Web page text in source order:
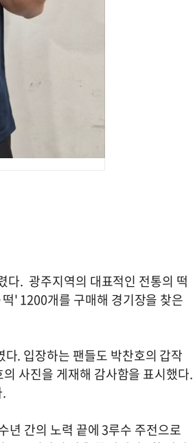
다. 광주지역의 대표적인 전통의 떡
' 1200개를 구매해 경기장을 찾은
. 입장하는 팬들도 박찬호의 갑작
사진을 게재해 감사함을 표시했다.
년 간의 노력 끝에 3루수 주전으로